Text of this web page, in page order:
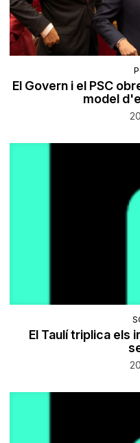
El Govern i el PSC
model
El Taulí triplica els